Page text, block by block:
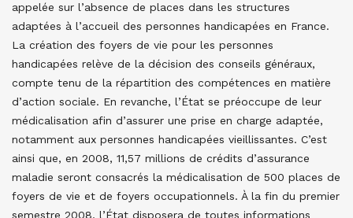
appelée sur l’absence de places dans les structures
adaptées à l’accueil des personnes handicapées en France.
La création des foyers de vie pour les personnes
handicapées relève de la décision des conseils généraux,
compte tenu de la répartition des compétences en matière
d’action sociale. En revanche, l’État se préoccupe de leur
médicalisation afin d’assurer une prise en charge adaptée,
notamment aux personnes handicapées vieillissantes. C’est
ainsi que, en 2008, 11,57 millions de crédits d’assurance
maladie seront consacrés la médicalisation de 500 places de
foyers de vie et de foyers occupationnels. À la fin du premier
semestre 2008, l’État disposera de toutes informations